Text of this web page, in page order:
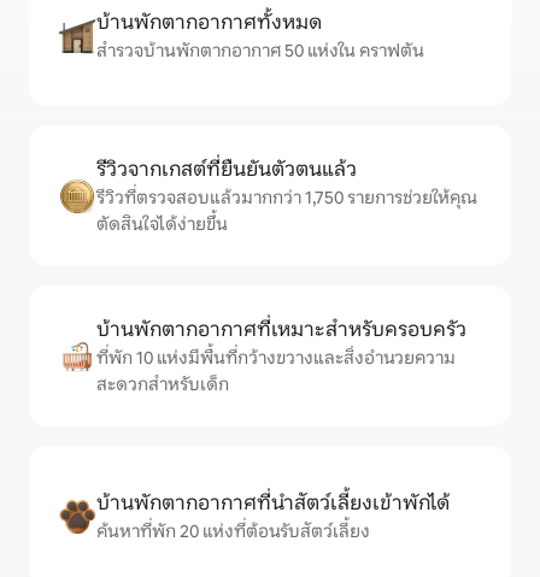
บ้านพักตากอากาศทั้งหมด
สำรวจบ้านพักตากอากาศ 50 แห่งใน คราฟตัน
รีวิวจากเกสต์ที่ยืนยันตัวตนแล้ว
รีวิวที่ตรวจสอบแล้วมากกว่า 1,750 รายการช่วยให้คุณ
ตัดสินใจได้ง่ายขึ้น
บ้านพักตากอากาศที่เหมาะสำหรับครอบครัว
ที่พัก 10 แห่งมีพื้นที่กว้างขวางและสิ่งอำนวยความ
สะดวกสำหรับเด็ก
บ้านพักตากอากาศที่นำสัตว์เลี้ยงเข้าพักได้
ค้นหาที่พัก 20 แห่งที่ต้อนรับสัตว์เลี้ยง